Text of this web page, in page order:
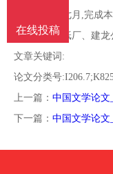
读
介
稿
指
南
邮
箱
投
在
线
联
一九九〇年七月,完成
福建龙岩造纸厂、建龙
文章关键词:
论文分类号
上一篇： 中国文学论文
下一篇： 中国文学论文
在线投稿